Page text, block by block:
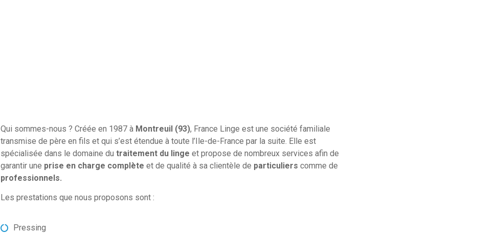
Qui sommes-nous ? Créée en 1987 à Montreuil (93), France Linge est une société familiale
transmise de père en fils et qui s’est étendue à toute l’Ile-de-France par la suite. Elle est
spécialisée dans le domaine du traitement du linge et propose de nombreux services afin de
garantir une prise en charge complète et de qualité à sa clientèle de particuliers comme de
professionnels.
Les prestations que nous proposons sont :
Pressing